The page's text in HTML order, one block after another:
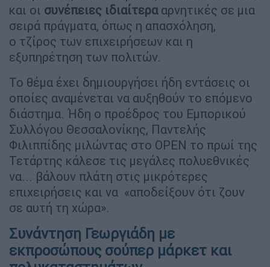
και οι συνέπειες ιδιαίτερα αρνητικές σε μια
σειρά πράγματα, όπως η απασχόληση,
ο τζίρος των επιχειρήσεων και η
εξυπηρέτηση των πολιτών.
Το θέμα έχει δημιουργήσει ήδη εντάσεις οι
οποίες αναμένεται να αυξηθούν το επόμενο
διάστημα. Ήδη ο προέδρος του Εμπορικού
Συλλόγου Θεσσαλονίκης, Παντελής
Φιλιππίδης μιλώντας στο OPEN το πρωί της
Τετάρτης κάλεσε τις μεγάλες πολυεθνικές
να... βάλουν πλάτη στις μικρότερες
επιχειρήσεις και να «αποδείξουν ότι ζουν
σε αυτή τη χώρα».
Συνάντηση Γεωργιάδη με
εκπροσώπους σούπερ μάρκετ και